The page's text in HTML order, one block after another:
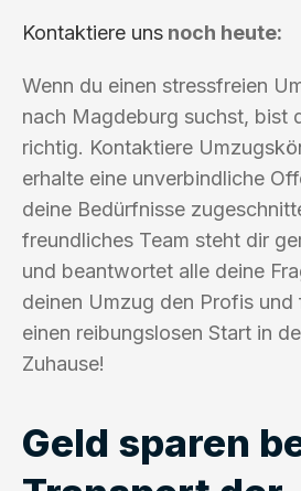
Kontaktiere uns noch heute:
Wenn du einen stressfreien
nach Magdeburg suchst, bist
richtig. Kontaktiere
erhalte eine unverbindliche
deine Bedürfnisse
freundliches Team steht dir
und beantwortet alle deine
deinen Umzug den Profis und
einen reibungslosen Start in
Zuhause!
Geld sparen